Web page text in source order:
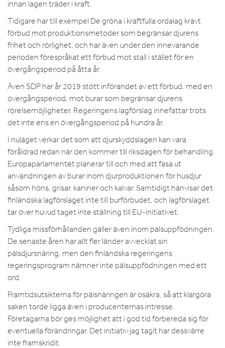
innan lagen träder i kraft.
Tidigare har till exempel De gröna i kraftfulla ordalag krävt
förbud mot produktionsmetoder som begränsar djurens
frihet och rörlighet, och har även under den innevarande
perioden förespråkat ett förbud mot stall i stället för en
övergångsperiod på åtta år.
Även SDP har år 2019 stött införandet av ett förbud, med en
övergångsperiod, mot burar som begränsar djurens
rörelsemöjligheter. Regeringens lagförslag innefattar trots
det inte ens en övergångsperiod på hundra år.
I nuläget verkar det som att djurskyddslagen kan vara
föråldrad redan när den kommer till riksdagen för behandling.
Europaparlamentet planerar till och med att fasa ut
användningen av burar inom djurproduktionen för husdjur
såsom höns, grisar, kaniner och kalvar. Samtidigt hänvisar det
finländska lagförslaget inte till burförbudet, och lagförslaget
tar över huvud taget inte ställning till EU-initiativet.
Tydliga missförhållanden gäller även inom pälsuppfödningen.
De senaste åren har allt fler länder avvecklat sin
pälsdjursnäring, men den finländska regeringens
regeringsprogram nämner inte pälsuppfödningen med ett
ord.
Framtidsutsikterna för pälsnäringen är osäkra, så att klargöra
saken torde ligga även i producenternas intresse.
Företagarna bör ges möjlighet att i god tid förbereda sig för
eventuella förändringar. Det initiativ jag tagit har dessvärre
inte framskridit.